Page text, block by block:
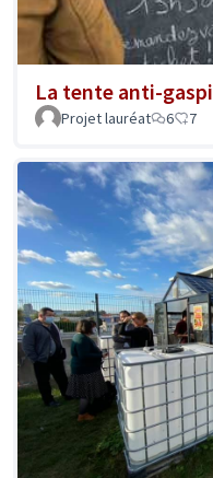
La tente anti-gaspi
Projet lauréat 6 7